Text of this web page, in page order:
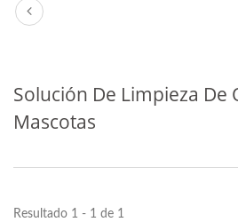
Solución De Limpieza De
Mascotas
Resultado 1 - 1 de 1